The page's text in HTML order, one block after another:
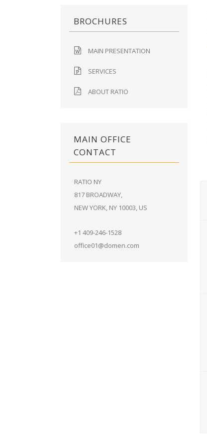
BROCHURES
MAIN PRESENTATION
SERVICES
ABOUT RATIO
MAIN OFFICE
CONTACT
RATIO NY
817 BROADWAY,
NEW YORK, NY 10003, US
+1 409-246-1528
office01@domen.com